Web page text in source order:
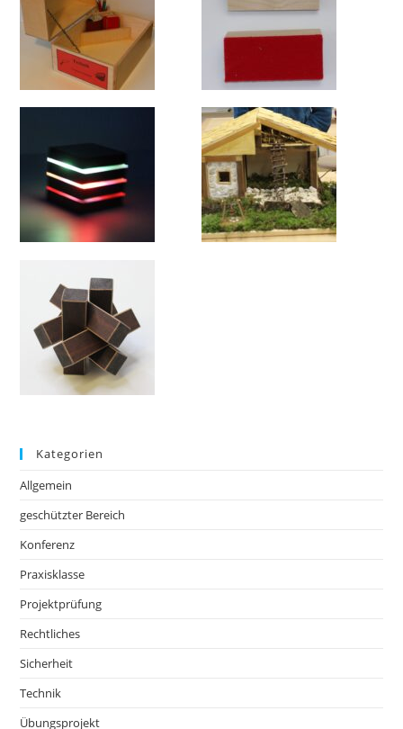
Kategorien
Allgemein
geschützter Bereich
Konferenz
Praxisklasse
Projektprüfung
Rechtliches
Sicherheit
Technik
Übungsprojekt